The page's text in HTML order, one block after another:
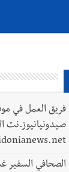
فريق العمل في
صيدونيانيوز.نت
الصحافي السفير